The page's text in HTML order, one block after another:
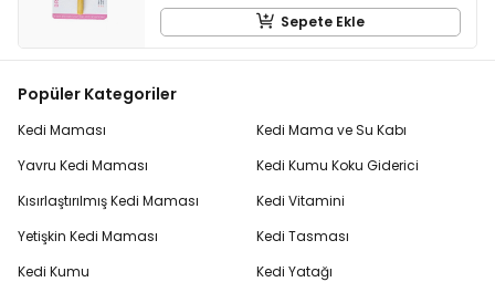
Sepete Ekle
Popüler Kategoriler
Kedi Maması
Yavru Kedi Maması
Kısırlaştırılmış Kedi Maması
Yetişkin Kedi Maması
Kedi Kumu
Kedi Mama ve Su Kabı
Kedi Kumu Koku Giderici
Kedi Vitamini
Kedi Tasması
Kedi Yatağı